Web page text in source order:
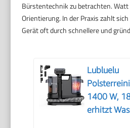
Bürstentechnik zu betrachten.
Orientierung. In der Praxis zahlt
Gerät oft durch schnellere und
Lubluelu
1400 W,
erhitzt